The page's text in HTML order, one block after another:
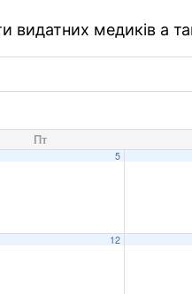
видатних медиків а
Пт
5
12